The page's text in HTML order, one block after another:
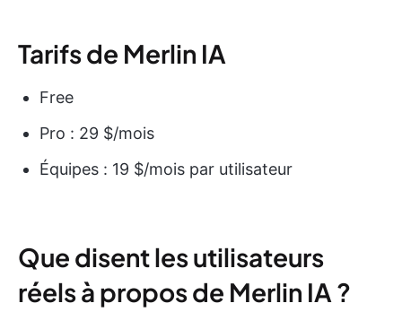
Tarifs de Merlin IA
Free
Pro : 29 $/mois
Équipes : 19 $/mois par utilisateur
Que disent les utilisateurs
réels à propos de Merlin IA ?